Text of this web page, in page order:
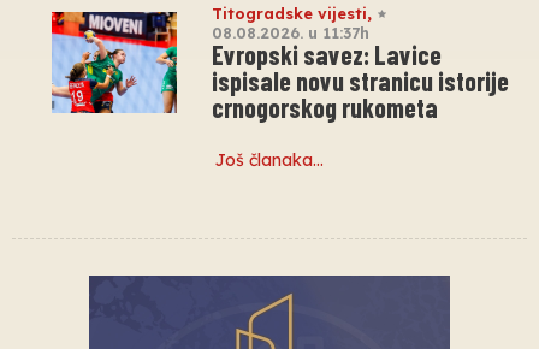
Titogradske vijesti,
08.08.2026. u 11:37h
Evropski savez: Lavice
ispisale novu stranicu istorije
crnogorskog rukometa
Još članaka…